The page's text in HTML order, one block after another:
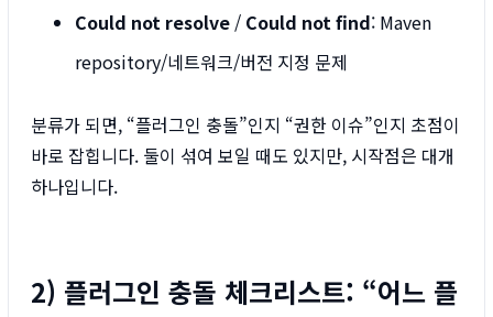
Could not resolve / Could not find: Maven
repository/네트워크/버전 지정 문제
분류가 되면, “플러그인 충돌”인지 “권한 이슈”인지 초점이
바로 잡힙니다. 둘이 섞여 보일 때도 있지만, 시작점은 대개
하나입니다.
2) 플러그인 충돌 체크리스트: “어느 플